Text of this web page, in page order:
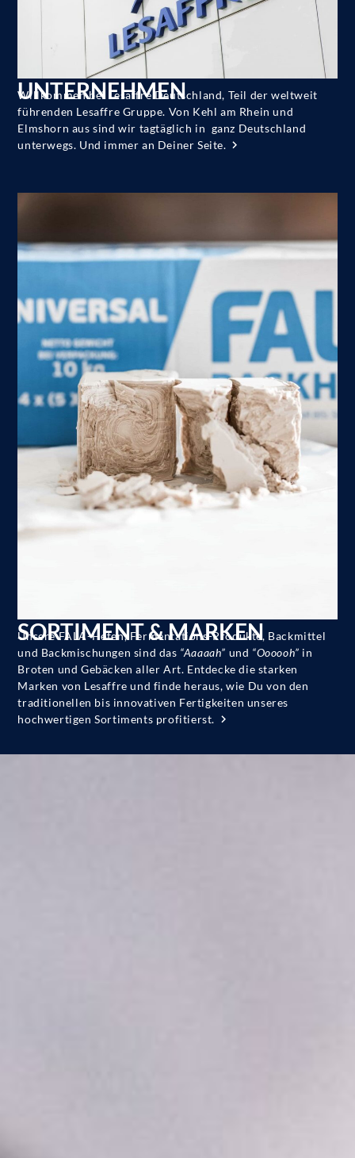
UNTERNEHMEN
Willkommen bei Lesaffre Deutschland, Teil der weltweit
führenden Lesaffre Gruppe. Von Kehl am Rhein und
Elmshorn aus sind wir tagtäglich in ganz Deutschland
unterwegs. Und immer an Deiner Seite.
SORTIMENT & MARKEN
Unsere FALA-Hefen, Fermentations-Produkte, Backmittel
und Backmischungen sind das “Aaaaah” und “Oooooh” in
Broten und Gebäcken aller Art. Entdecke die starken
Marken von Lesaffre und finde heraus, wie Du von den
traditionellen bis innovativen Fertigkeiten unseres
hochwertigen Sortiments profitierst.